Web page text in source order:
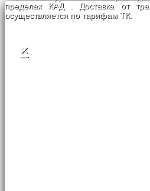
пределах КАД . Доставка от
осуществляется по тарифам ТК.
×